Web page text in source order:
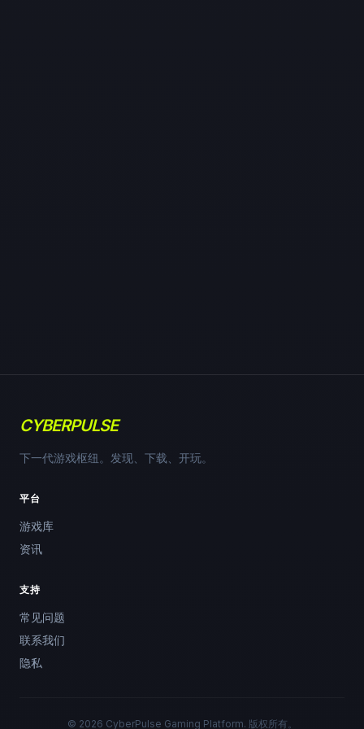
CYBERPULSE
下一代游戏枢纽。发现、下载、开玩。
平台
游戏库
资讯
支持
常见问题
联系我们
隐私
© 2026 CyberPulse Gaming Platform. 版权所有。